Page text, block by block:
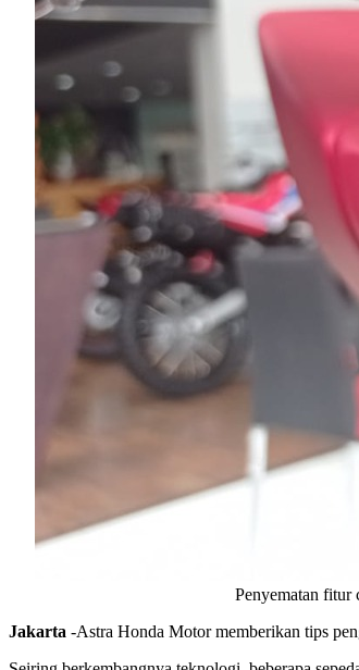
Penyematan fitur
Jakarta -Astra Honda Motor memberikan tips